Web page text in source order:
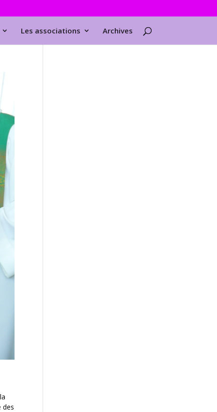
Les associations Archives
des